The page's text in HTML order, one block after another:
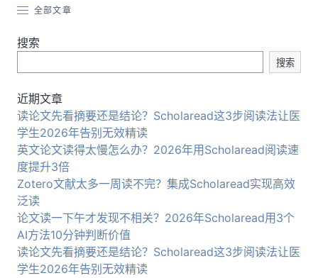
全部文章
搜索
搜索
近期文章
读论文先看摘要还是结论？Scholaread这3步阅读法让医
学生2026年告别无效精读
英文论文读得太慢怎么办？2026年用Scholaread阅读速
度提升3倍
Zotero文献太多一周读不完？集成Scholaread实现高效
泛读
论文读一下午才发现不相关？2026年Scholaread用3个
AI方法10分钟判断价值
读论文先看摘要还是结论？Scholaread这3步阅读法让医
学生2026年告别无效精读